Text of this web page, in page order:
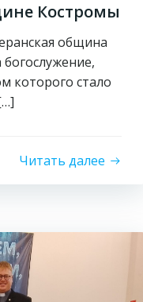
Костромы
община
которого стало
Читать далее